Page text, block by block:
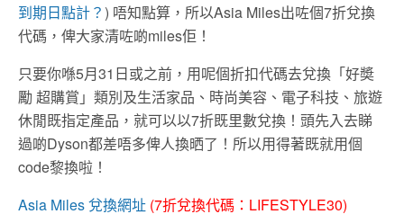
到期日點計？) 唔知點算，所以Asia Miles出咗個7折兌換
代碼，俾大家清咗啲miles佢！
只要你喺5月31日或之前，用呢個折扣代碼去兌換「好奬
勵 超購賞」類別及生活家品、時尚美容、電子科技、旅遊
休閒既指定產品，就可以以7折既里數兌換！頭先入去睇
過啲Dyson都差唔多俾人換晒了！所以用得著既就用個
code黎換啦！
Asia Miles 兌換網址 (7折兌換代碼：LIFESTYLE30)